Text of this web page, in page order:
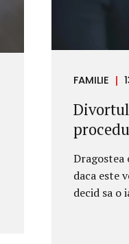
FAMILIE
Dragostea
daca este
decid sa o